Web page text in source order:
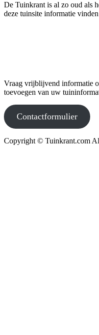
De Tuinkrant is al zo oud als
deze tuinsite informatie
Vraag vrijblijvend informatie
toevoegen van uw
Contactformulier
Copyright © Tuinkrant.com